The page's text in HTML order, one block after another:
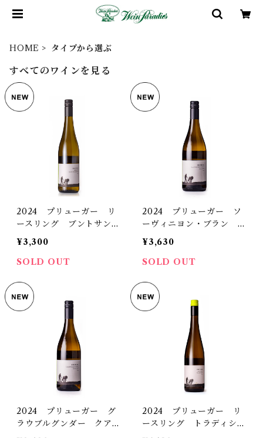
HOME タイプから選ぶ
すべてのワインを見る
2024 プリューガー リ
ースリング ブントサント
シュタイン トロッケン
¥3,300
SOLD OUT
2024 プリューガー ソ
ーヴィニヨン・ブラン ク
アーツィット トロッケン
¥3,630
SOLD OUT
2024 プリューガー グ
ラウブルグンダー クアー
ツィット トロッケン
2024 プリューガー リ
ースリング トラディショ
ン トロッケン